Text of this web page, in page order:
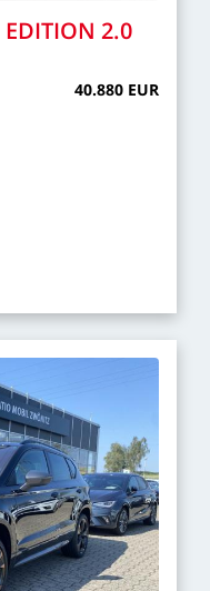
EDITION 2.0
40.880 EUR